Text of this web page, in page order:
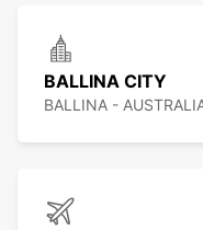
BALLINA CITY
BALLINA -